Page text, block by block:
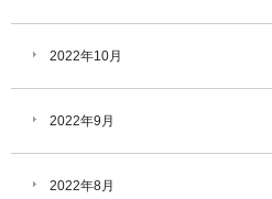
2022年10月
2022年9月
2022年8月